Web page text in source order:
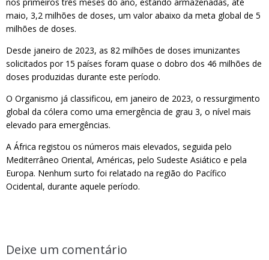
maio, 3,2 milhões de doses, um valor abaixo da meta global de 5
milhões de doses.
Desde janeiro de 2023, as 82 milhões de doses imunizantes
solicitados por 15 países foram quase o dobro dos 46 milhões de
doses produzidas durante este período.
O Organismo já classificou, em janeiro de 2023, o ressurgimento
global da cólera como uma emergência de grau 3, o nível mais
elevado para emergências.
A África registou os números mais elevados, seguida pelo
Mediterrâneo Oriental, Américas, pelo Sudeste Asiático e pela
Europa. Nenhum surto foi relatado na região do Pacífico
Ocidental, durante aquele período.
Deixe um comentário